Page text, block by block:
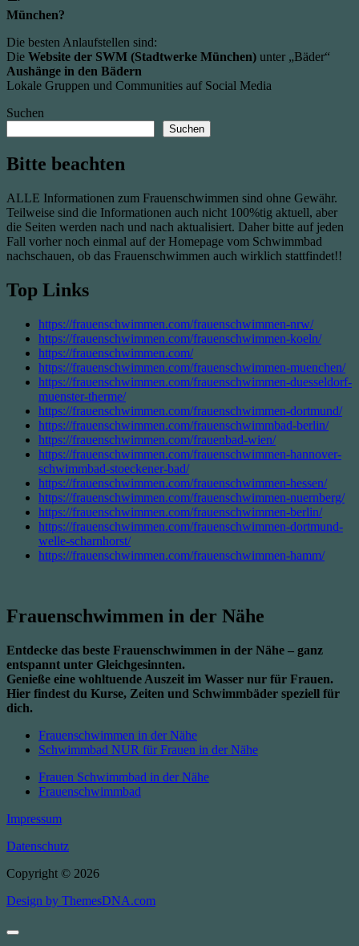
München?
Die besten Anlaufstellen sind:
Die Website der SWM (Stadtwerke München) unter „Bäder“
Aushänge in den Bädern
Lokale Gruppen und Communities auf Social Media
Suchen
Suchen
Bitte beachten
ALLE Informationen zum Frauenschwimmen sind ohne Gewähr.
Teilweise sind die Informationen auch nicht 100%tig aktuell, aber
die Seiten werden nach und nach aktualisiert. Daher bitte auf jeden
Fall vorher noch einmal auf der Homepage vom Schwimmbad
nachschauen, ob das Frauenschwimmen auch wirklich stattfindet!!
Top Links
https://frauenschwimmen.com/frauenschwimmen-nrw/
https://frauenschwimmen.com/frauenschwimmen-koeln/
https://frauenschwimmen.com/
https://frauenschwimmen.com/frauenschwimmen-muenchen/
https://frauenschwimmen.com/frauenschwimmen-duesseldorf-
muenster-therme/
https://frauenschwimmen.com/frauenschwimmen-dortmund/
https://frauenschwimmen.com/frauenschwimmbad-berlin/
https://frauenschwimmen.com/frauenbad-wien/
https://frauenschwimmen.com/frauenschwimmen-hannover-
schwimmbad-stoeckener-bad/
https://frauenschwimmen.com/frauenschwimmen-hessen/
https://frauenschwimmen.com/frauenschwimmen-nuernberg/
https://frauenschwimmen.com/frauenschwimmen-berlin/
https://frauenschwimmen.com/frauenschwimmen-dortmund-
welle-scharnhorst/
https://frauenschwimmen.com/frauenschwimmen-hamm/
Frauenschwimmen in der Nähe
Entdecke das beste Frauenschwimmen in der Nähe – ganz
entspannt unter Gleichgesinnten.
Genieße eine wohltuende Auszeit im Wasser nur für Frauen.
Hier findest du Kurse, Zeiten und Schwimmbäder speziell für
dich.
Frauenschwimmen in der Nähe
Schwimmbad NUR für Frauen in der Nähe
Frauen Schwimmbad in der Nähe
Frauenschwimmbad
Impressum
Datenschutz
Copyright © 2026
Design by ThemesDNA.com
Scroll